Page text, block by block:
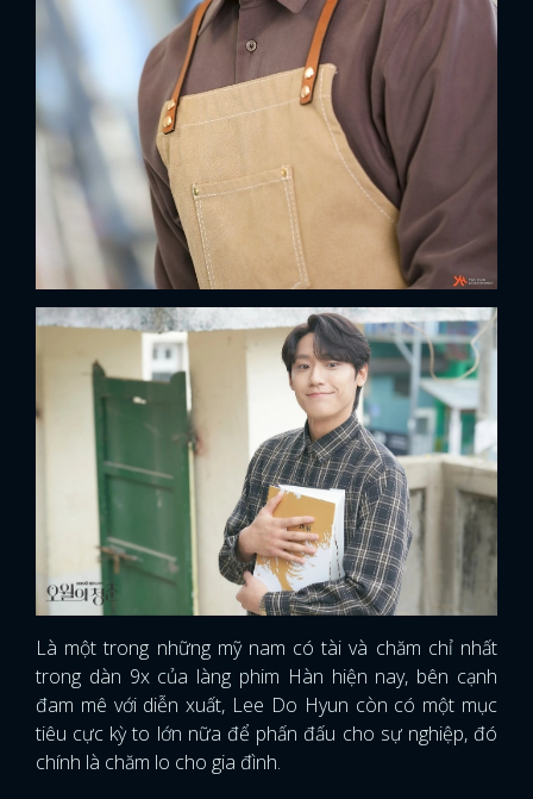
FACEBOOK GOOGLE
Là một trong những mỹ nam có tài và chăm chỉ nhất
trong dàn 9x của làng phim Hàn hiện nay, bên cạnh
đam mê với diễn xuất, Lee Do Hyun còn có một mục
tiêu cực kỳ to lớn nữa để phấn đấu cho sự nghiệp, đó
chính là chăm lo cho gia đình.